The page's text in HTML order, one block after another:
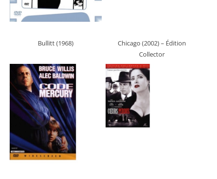
Bullitt (1968) Chicago (2002)– Édition
Collector